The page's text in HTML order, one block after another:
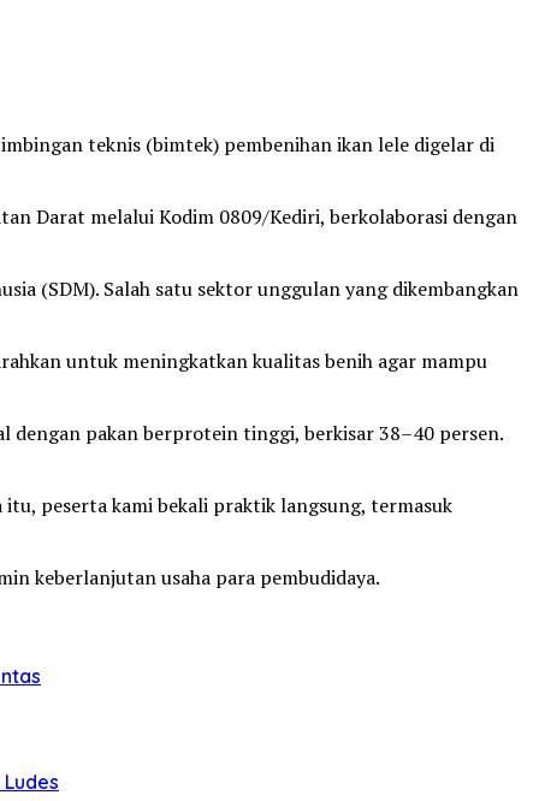
teknis (bimtek) pembenihan ikan lele digelar di
Darat melalui Kodim 0809/Kediri, berkolaborasi dengan
(SDM). Salah satu sektor unggulan yang dikembangkan
untuk meningkatkan kualitas benih agar mampu
dengan pakan berprotein tinggi, berkisar 38–40 persen.
peserta kami bekali praktik langsung, termasuk
keberlanjutan usaha para pembudidaya.